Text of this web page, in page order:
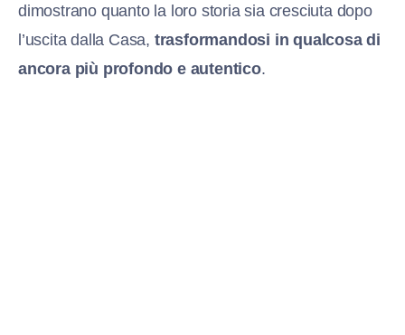
dimostrano quanto la loro storia sia cresciuta dopo
l’uscita dalla Casa, trasformandosi in qualcosa di
ancora più profondo e autentico.